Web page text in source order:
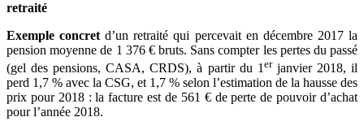
retraité
Exemple concret d’un retraité qui percevait en décembre 2017 la
pension moyenne de 1 376 € bruts. Sans compter les pertes du passé
(gel des pensions, CASA, CRDS), à partir du 1 erjanvier 2018, il
perd 1,7 % avec la CSG, et 1,7 % selon l’estimation de la hausse des
prix pour 2018 : la facture est de 561 € de perte de pouvoir d’achat
pour l’année 2018.